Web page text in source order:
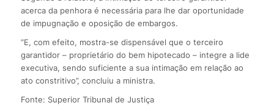
acerca da penhora é necessária para lhe dar oportunidade
de impugnação e oposição de embargos.
“E, com efeito, mostra-se dispensável que o terceiro
garantidor – proprietário do bem hipotecado – integre a lide
executiva, sendo suficiente a sua intimação em relação ao
ato constritivo”, concluiu a ministra.
Fonte: Superior Tribunal de Justiça